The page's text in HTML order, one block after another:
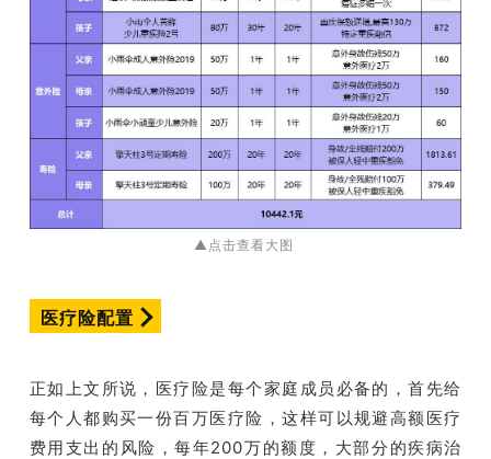
▲点击查看大图
医疗险配置
正如上文所说，医疗险是每个家庭成员必备的，首先给
每个人都购买一份百万医疗险，这样可以规避高额医疗
费用支出的风险，每年200万的额度，大部分的疾病治